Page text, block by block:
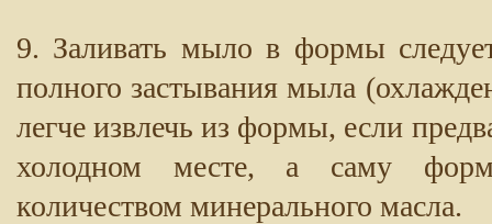
9. Заливать мыло в формы
полного застывания мыла
легче извлечь из формы, если
холодном месте, а саму
количеством минерального масла.